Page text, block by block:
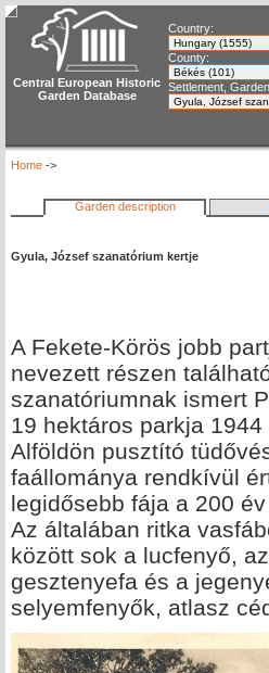
Central European Historic
Garden Database
Country:
County:
Settlement,
Home ->
Garden description
Gyula, József szanatórium kertje
A Fekete-Körös jobb
nevezett részen
szanatóriumnak ismert
19 hektáros parkja
Alföldön pusztító
faállománya rendkívül
legidősebb fája a 200
Az általában ritka
között sok a lucfenyő,
gesztenyefa és a
selyemfenyők, atlasz